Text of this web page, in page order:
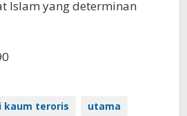
Islam yang determinan
kaum teroris utama